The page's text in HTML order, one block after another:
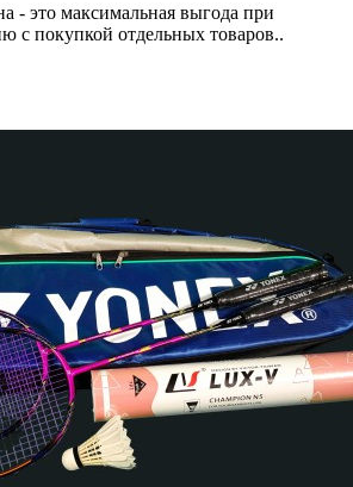
- это максимальная выгода при
с покупкой отдельных товаров..